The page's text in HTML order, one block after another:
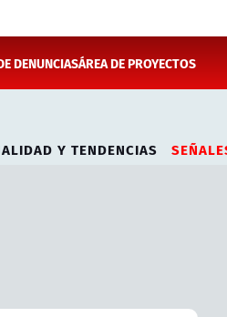
DENUNCIASÁREA DE PROYECTOS
Y TENDENCIAS